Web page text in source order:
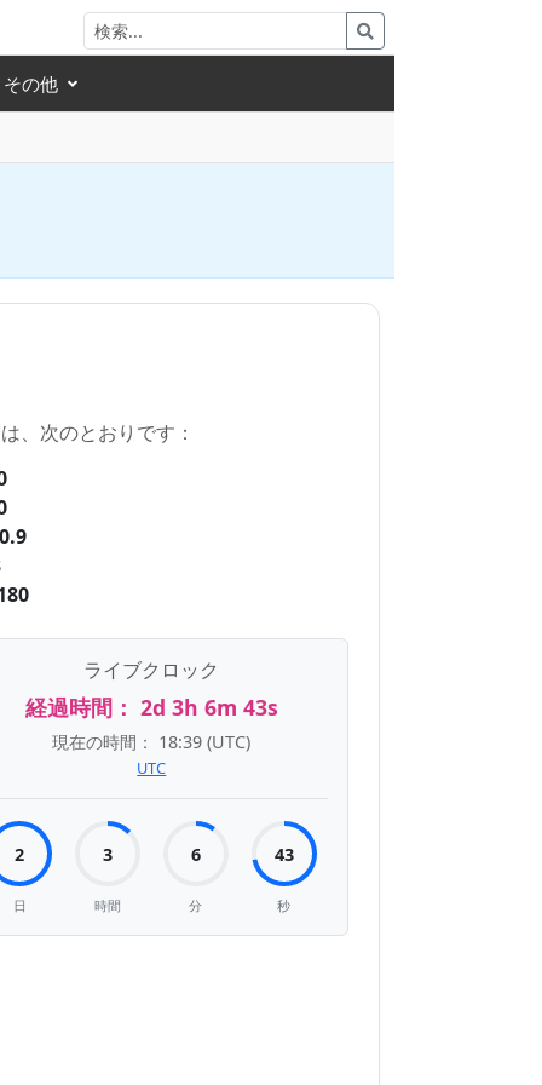
その他
、次のとおりです：
ライブクロック
経過時間： 2d 3h 6m 44s
現在の時間： 18:39 (UTC)
UTC
2
日
3
時間
6
分
44
秒